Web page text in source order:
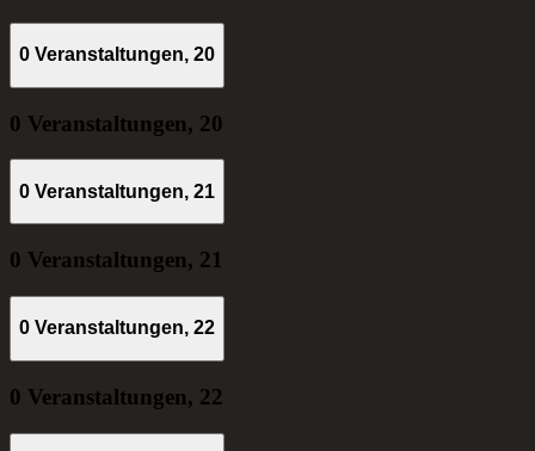
0 Veranstaltungen, 20
0 Veranstaltungen, 20
0 Veranstaltungen, 21
0 Veranstaltungen, 21
0 Veranstaltungen, 22
0 Veranstaltungen, 22